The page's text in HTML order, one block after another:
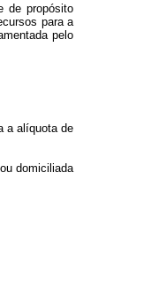
de propósito
para a
pelo
a alíquota de
domiciliada